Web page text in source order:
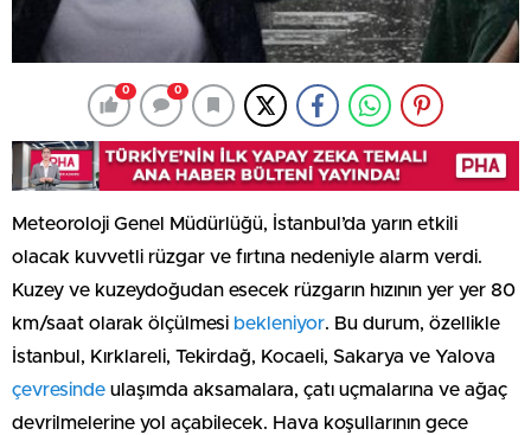
0 0
Meteoroloji Genel Müdürlüğü, İstanbul’da yarın etkili
olacak kuvvetli rüzgar ve fırtına nedeniyle alarm verdi.
Kuzey ve kuzeydoğudan esecek rüzgarın hızının yer yer 80
km/saat olarak ölçülmesi bekleniyor. Bu durum, özellikle
İstanbul, Kırklareli, Tekirdağ, Kocaeli, Sakarya ve Yalova
çevresinde ulaşımda aksamalara, çatı uçmalarına ve ağaç
devrilmelerine yol açabilecek. Hava koşullarının gece